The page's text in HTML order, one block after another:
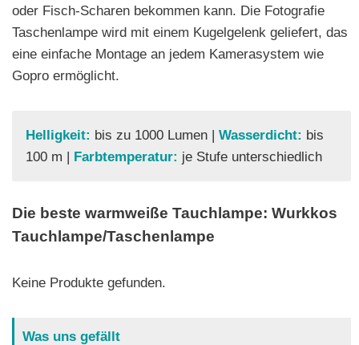
oder Fisch-Scharen bekommen kann. Die Fotografie
Taschenlampe wird mit einem Kugelgelenk geliefert, das
eine einfache Montage an jedem Kamerasystem wie
Gopro ermöglicht.
Helligkeit: bis zu 1000 Lumen | Wasserdicht: bis
100 m | Farbtemperatur: je Stufe unterschiedlich
Die beste warmweiße Tauchlampe: Wurkkos
Tauchlampe/Taschenlampe
Keine Produkte gefunden.
Was uns gefällt